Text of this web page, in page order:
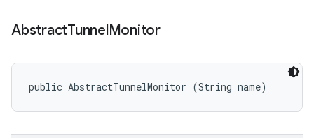
AbstractTunnelMonitor
public AbstractTunnelMonitor (String name)